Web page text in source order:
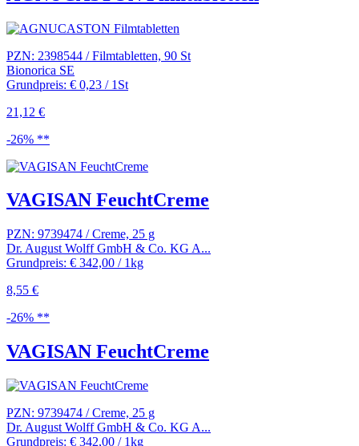
PZN: 2398544 / Filmtabletten, 90 St
Bionorica SE
Grundpreis: € 0,23 / 1St
21,12 €
-26% **
VAGISAN FeuchtCreme
PZN: 9739474 / Creme, 25 g
Dr. August Wolff GmbH & Co. KG A...
Grundpreis: € 342,00 / 1kg
8,55 €
-26% **
VAGISAN FeuchtCreme
PZN: 9739474 / Creme, 25 g
Dr. August Wolff GmbH & Co. KG A...
Grundpreis: € 342,00 / 1kg